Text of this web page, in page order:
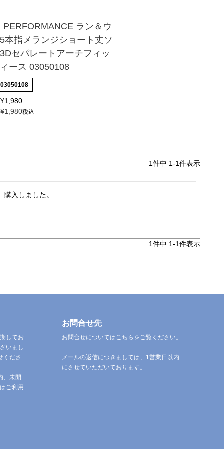
PERFORMANCE ラン＆ウ
本指メランジショート丈ソ
セパレートアーチフィッ
ース 03050108
03050108
¥1,980
¥1,980税込
1件中 1-1件表示
入しました。
1件中 1-1件表示
してお
いまし
くださ
、未開
ご利用
お問合せ先
お問合せについてはこちらをご覧ください。
メールの返信につきましては、1営業日以内
にさせていただいております。